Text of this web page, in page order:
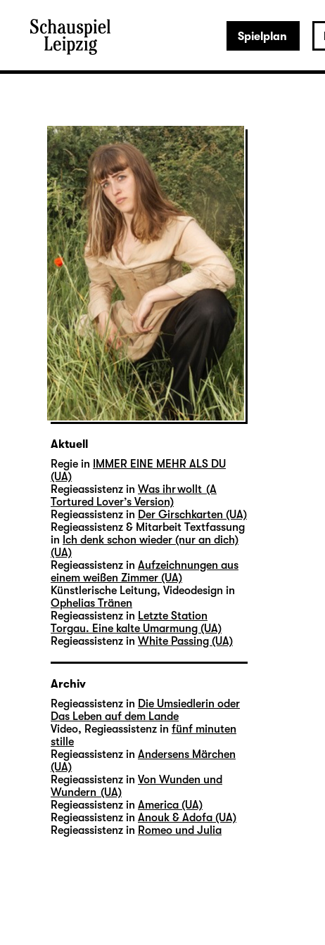
Spielplan
Aktuell
Regie in
IMMER EINE MEHR ALS DU
(UA)
Regieassistenz in Was ihr wollt (A
Tortured Lover’s Version)
Regieassistenz in Der Girschkarten (UA)
Regieassistenz & Mitarbeit Textfassung
in Ich denk schon wieder (nur an dich)
(UA)
Regieassistenz in Aufzeichnungen aus
einem weißen Zimmer (UA)
Künstlerische Leitung, Videodesign in
Ophelias Tränen
Regieassistenz in Letzte Station
Torgau. Eine kalte Umarmung (UA)
Regieassistenz in White Passing (UA)
Archiv
Regieassistenz in Die Umsiedlerin oder
Das Leben auf dem Lande
Video, Regieassistenz in fünf minuten
stille
Regieassistenz in Andersens Märchen
(UA)
Regieassistenz in Von Wunden und
Wundern (UA)
Regieassistenz in America (UA)
Regieassistenz in Anouk & Adofa (UA)
Regieassistenz in Romeo und Julia